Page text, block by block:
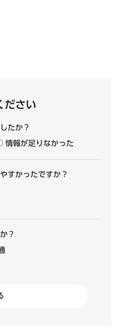
ださい
たか？
情報が足りなかった
すかったですか？
？